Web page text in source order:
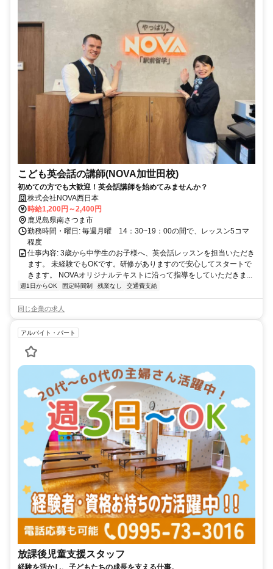
こども英会話の講師(NOVA加世田校)
初めての方でも大歓迎！英会話講師を始めてみませんか？
株式会社NOVA西日本
時給1,200円～2,400円
鹿児島県南さつま市
勤務時間・曜日: 毎週月曜 14：30~19：00の間で、レッスン5コマ
程度
仕事内容: 3歳から中学生のお子様へ、英会話レッスンを担当いただき
ます。 未経験でもOKです。研修がありますので安心してスタートで
きます。 NOVAオリジナルテキストに沿って指導をしていただきま...
週1日からOK 固定時間制 残業なし 交通費支給
同じ企業の求人
アルバイト・パート
放課後児童支援スタッフ